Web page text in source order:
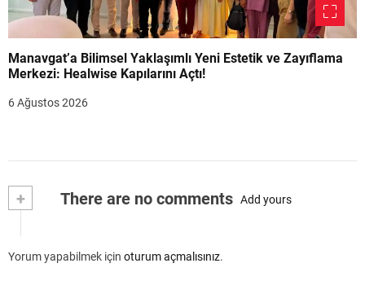
Manavgat’a Bilimsel Yaklaşımlı Yeni Estetik ve Zayıflama
Merkezi: Healwise Kapılarını Açtı!
6 Ağustos 2026
+ There are no comments Add yours
Yorum yapabilmek için oturum açmalısınız.